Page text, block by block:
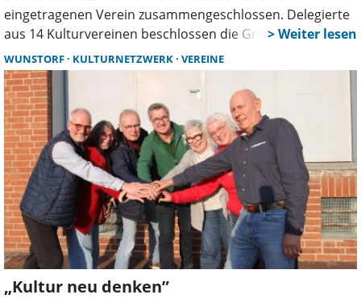
eingetragenen Verein zusammengeschlossen. Delegierte
aus 14 Kulturvereinen beschlossen die Gründung. Als
Dachorganisation will der Verein Kulturarbeit bündeln,
stärken und künftig mit einer Stimme sprechen.
WUNSTORF KULTURNETZWERK VEREINE
„Kultur neu denken”